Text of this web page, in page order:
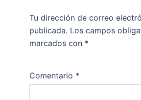
Tu dirección de correo
publicada. Los campos
marcados con *
Comentario *